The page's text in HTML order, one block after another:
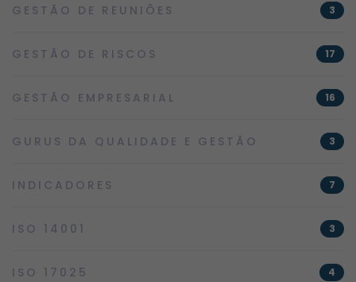
GESTÃO DE REUNIÕES 3
GESTÃO DE RISCOS 17
GESTÃO EMPRESARIAL 16
GURUS DA QUALIDADE E GESTÃO 3
INDICADORES 7
ISO 14001 3
ISO 17025 4